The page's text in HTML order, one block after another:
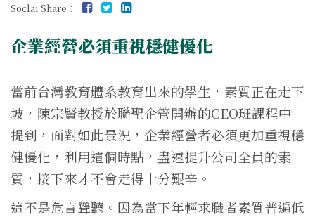
Soclai Share：
企業經營必須重視穩健優化
當前台灣教育體系教育出來的學生，素質正在走下
坡，陳宗賢教授於聯聖企管開辦的CEO班課程中
提到，面對如此景況，企業經營者必須更加重視穩
健優化，利用這個時點，盡速提升公司全員的素
質，接下來才不會走得十分艱辛。
這不是危言聳聽。因為當下年輕求職者素質普遍低